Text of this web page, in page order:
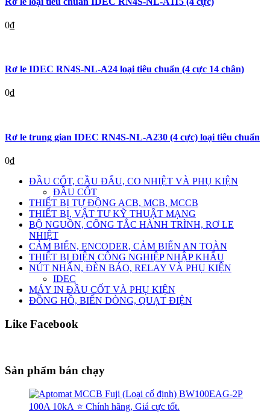
0₫
Rơ le IDEC RN4S-NL-A24 loại tiêu chuẩn (4 cực 14 chân)
0₫
Rơ le trung gian IDEC RN4S-NL-A230 (4 cực) loại tiêu chuẩn
0₫
ĐẦU CỐT, CẦU ĐẤU, CO NHIỆT VÀ PHỤ KIỆN
ĐẦU CỐT
THIẾT BỊ TỰ ĐỘNG ACB, MCB, MCCB
THIẾT BỊ, VẬT TƯ KỸ THUẬT MẠNG
BỘ NGUỒN, CÔNG TẮC HÀNH TRÌNH, RƠ LE
NHIỆT
CẢM BIẾN, ENCODER, CẢM BIẾN AN TOÀN
THIẾT BỊ ĐIỆN CÔNG NGHIỆP NHẬP KHẨU
NÚT NHẤN, ĐÈN BÁO, RELAY VÀ PHỤ KIỆN
IDEC
MÁY IN ĐẦU CỐT VÀ PHỤ KIỆN
ĐỒNG HỒ, BIẾN DÒNG, QUẠT ĐIỆN
Like Facebook
Sản phẩm bán chạy